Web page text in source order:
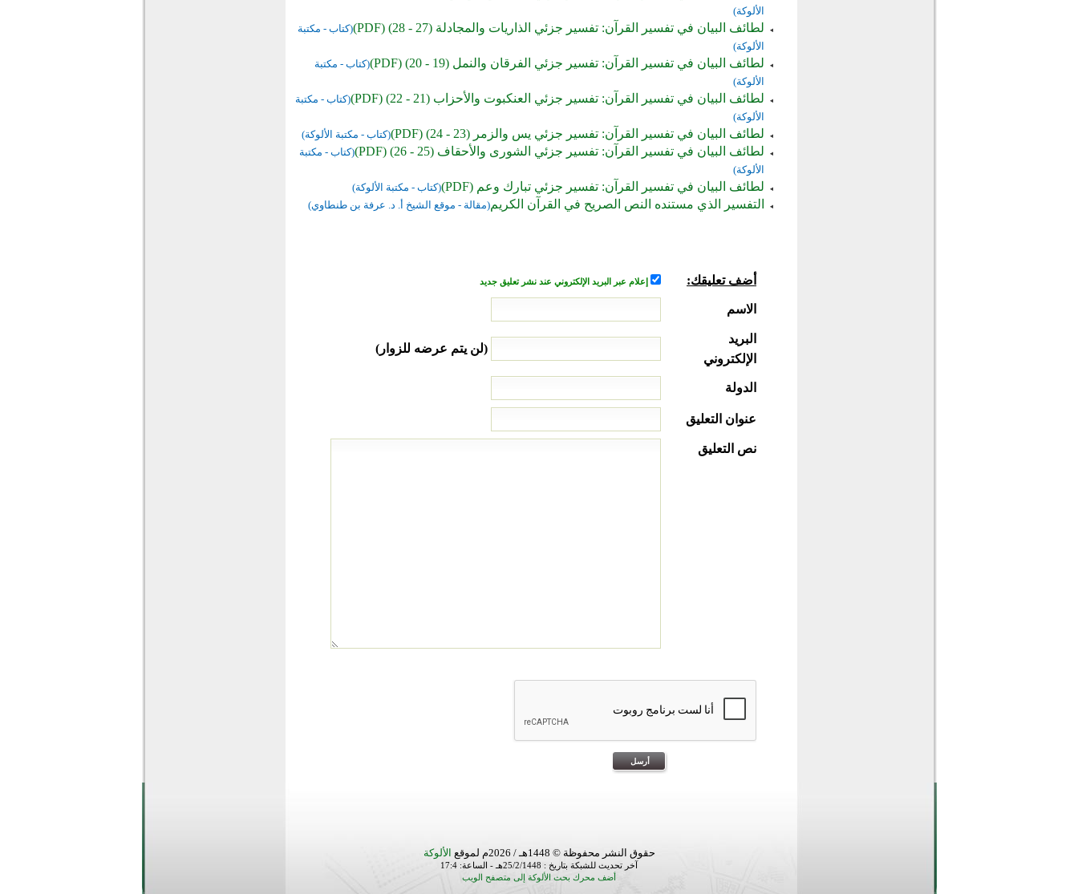
الألوكة)
لطائف البيان في تفسير القرآن: تفسير جزئي الذاريات والمجادلة (27 - 28) (PDF)
(كتاب - مكتبة
الألوكة)
لطائف البيان في تفسير القرآن: تفسير جزئي الفرقان والنمل (19 - 20) (PDF)
(كتاب - مكتبة
الألوكة)
لطائف البيان في تفسير القرآن: تفسير جزئي العنكبوت والأحزاب (21 - 22) (PDF)
(كتاب - مكتبة
الألوكة)
لطائف البيان في تفسير القرآن: تفسير جزئي يس والزمر (23 - 24) (PDF) (كتاب - مكتبة الألوكة)
لطائف البيان في تفسير القرآن: تفسير جزئي الشورى والأحقاف (25 - 26) (PDF)
(كتاب - مكتبة
الألوكة)
لطائف البيان في تفسير القرآن: تفسير جزئي تبارك وعم (PDF) (كتاب - مكتبة الألوكة)
التفسير الذي مستنده النص الصريح في القرآن الكريم(مقالة - موقع الشيخ أ. د. عرفة بن طنطاوي)
أضف تعليقك: إعلام عبر البريد الإلكتروني عند نشر تعليق جديد
الاسم
البريد
الإلكتروني
(لن يتم عرضه للزوار)
الدولة
عنوان التعليق
نص التعليق
حقوق النشر محفوظة © 1448هـ / 2026م لموقع الألوكة
آخر تحديث للشبكة بتاريخ : 25/2/1448هـ - الساعة: 17:4
أضف محرك بحث الألوكة إلى متصفح الويب